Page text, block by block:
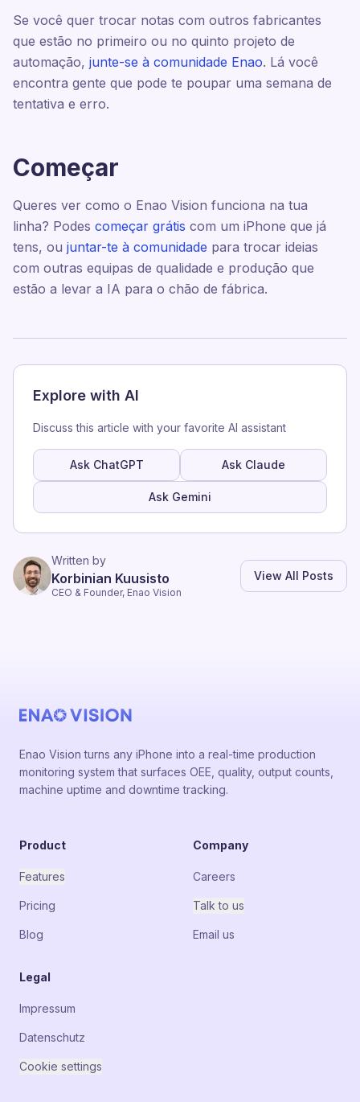
Se você quer trocar notas com outros fabricantes
que estão no primeiro ou no quinto projeto de
automação, junte-se à comunidade Enao. Lá você
encontra gente que pode te poupar uma semana de
tentativa e erro.
Começar
Queres ver como o Enao Vision funciona na tua
linha? Podes começar grátis com um iPhone que já
tens, ou juntar-te à comunidade para trocar ideias
com outras equipas de qualidade e produção que
estão a levar a IA para o chão de fábrica.
Explore with AI
Discuss this article with your favorite AI assistant
Ask ChatGPT Ask Claude
Ask Gemini
Written by
Korbinian Kuusisto
CEO & Founder, Enao Vision
View All Posts
Enao Vision turns any iPhone into a real-time production
monitoring system that surfaces OEE, quality, output counts,
machine uptime and downtime tracking.
Product
Features
Pricing
Blog
Company
Careers
Talk to us
Email us
Legal
Impressum
Datenschutz
Cookie settings